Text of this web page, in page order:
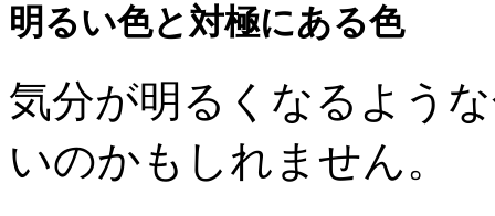
明るい色と対極にある色
気分が明るくなるよう
いのかもしれません。